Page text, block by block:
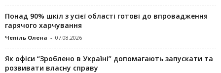
Понад 90% шкіл з усієї області готові до впровадження
гарячого харчування
Чепіль Олена - 07.08.2026
Як офіси “Зроблено в Україні” допомагають запускaти та
розвивати власну справу